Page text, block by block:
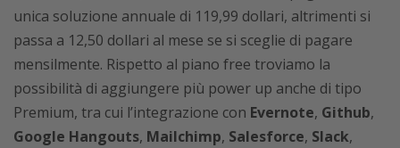
unica soluzione annuale di 119,99 dollari, altrimenti si
passa a 12,50 dollari al mese se si sceglie di pagare
mensilmente. Rispetto al piano free troviamo la
possibilità di aggiungere più power up anche di tipo
Premium, tra cui l’integrazione con Evernote, Github,
Google Hangouts, Mailchimp, Salesforce, Slack,